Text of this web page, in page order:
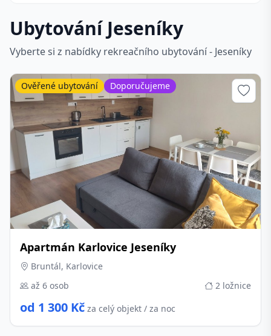
Ubytování Jeseníky
Vyberte si z nabídky rekreačního ubytování - Jeseníky
Apartmán Karlovice Jeseníky
Bruntál, Karlovice
až 6 osob
2 ložnice
od 1 300 Kč za celý objekt / za noc
Ověřené ubytování Doporučujeme